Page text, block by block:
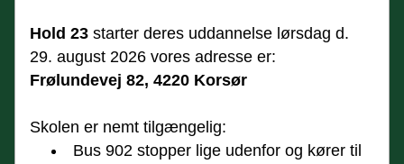
Hold 23 starter deres uddannelse lørsdag d.
29. august 2026 vores adresse er:
Frølundevej 82, 4220 Korsør
Skolen er nemt tilgængelig:
Bus 902 stopper lige udenfor og kører til